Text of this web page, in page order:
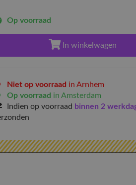
Op voorraad
In winkelwagen
Niet op voorraad in Arnhem
Op voorraad in Amsterdam
Indien op voorraad binnen 2